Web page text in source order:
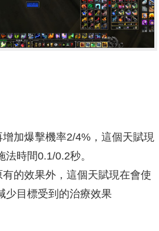
加爆擊機率2/4%，這個天賦現
時間0.1/0.2秒。
的效果外，這個天賦現在會使
少目標受到的治療效果